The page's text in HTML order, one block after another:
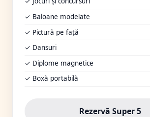
✓ Baloane modelate
✓ Pictură pe față
✓ Dansuri
✓ Diplome magnetice
✓ Boxă portabilă
Rezervă Super 5